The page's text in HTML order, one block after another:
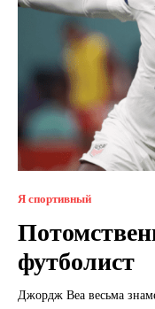
Я спортивный
футболист
Джордж Веа весьма